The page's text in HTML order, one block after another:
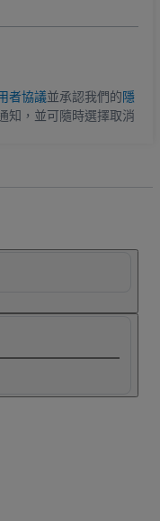
者協議並承認我們的隱
知，並可隨時選擇取消